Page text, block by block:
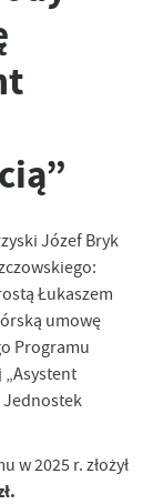
Józef Bryk
Łukaszem
umowę
Programu
„Asystent
Jednostek
w 2025 r. złożył
komfort
dopasowanie
zgody na
i
w zakresie
częstotliwości,
nam na
ich
informacje są
zgody na
najciekawsze
naszych
oraz Twoich
trzecich lub
usług.